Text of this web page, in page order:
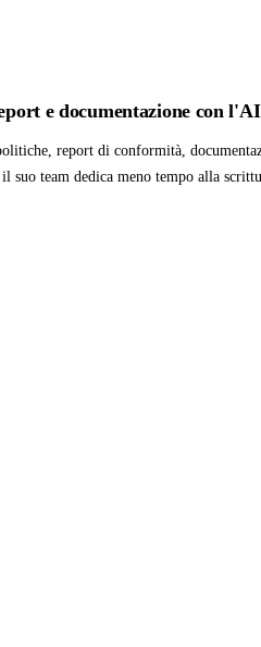
e documentazione con l'AI
report di conformità,
team dedica meno tempo alla